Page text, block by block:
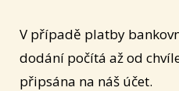
V případě platby
dodání počítá až od
připsána na náš účet.